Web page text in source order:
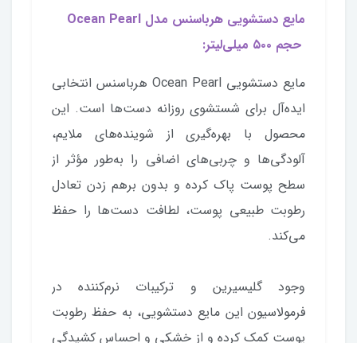
مایع دستشویی هرباسنس مدل Ocean Pearl
حجم ۵۰۰ میلی‌لیتر:
مایع دستشویی Ocean Pearl هرباسنس انتخابی
ایده‌آل برای شستشوی روزانه دست‌ها است. این
محصول با بهره‌گیری از شوینده‌های ملایم،
آلودگی‌ها و چربی‌های اضافی را به‌طور مؤثر از
سطح پوست پاک کرده و بدون برهم زدن تعادل
رطوبت طبیعی پوست، لطافت دست‌ها را حفظ
می‌کند.
وجود گلیسیرین و ترکیبات نرم‌کننده در
فرمولاسیون این مایع دستشویی، به حفظ رطوبت
پوست کمک کرده و از خشکی و احساس کشیدگی